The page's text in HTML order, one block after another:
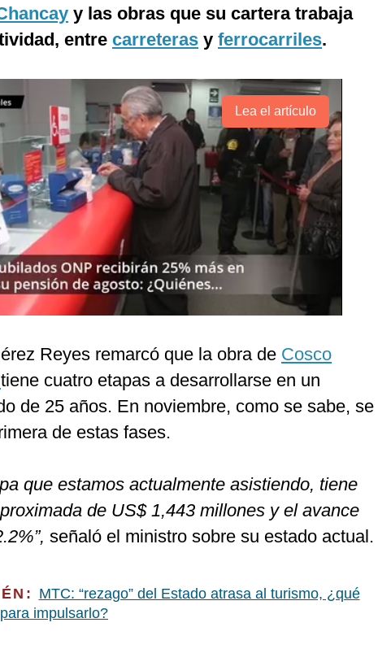
y las obras que su cartera trabaja
entre carreteras y ferrocarriles.
Lea el artículo
Reyes remarcó que la obra de Cosco
tiene cuatro etapas a desarrollarse en un
de 25 años. En noviembre, como se sabe, se
de estas fases.
que estamos actualmente asistiendo, tiene
de US$ 1,443 millones y el avance
señaló el ministro sobre su estado actual.
MTC: “rezago” del Estado atrasa al turismo, ¿qué
impulsarlo?